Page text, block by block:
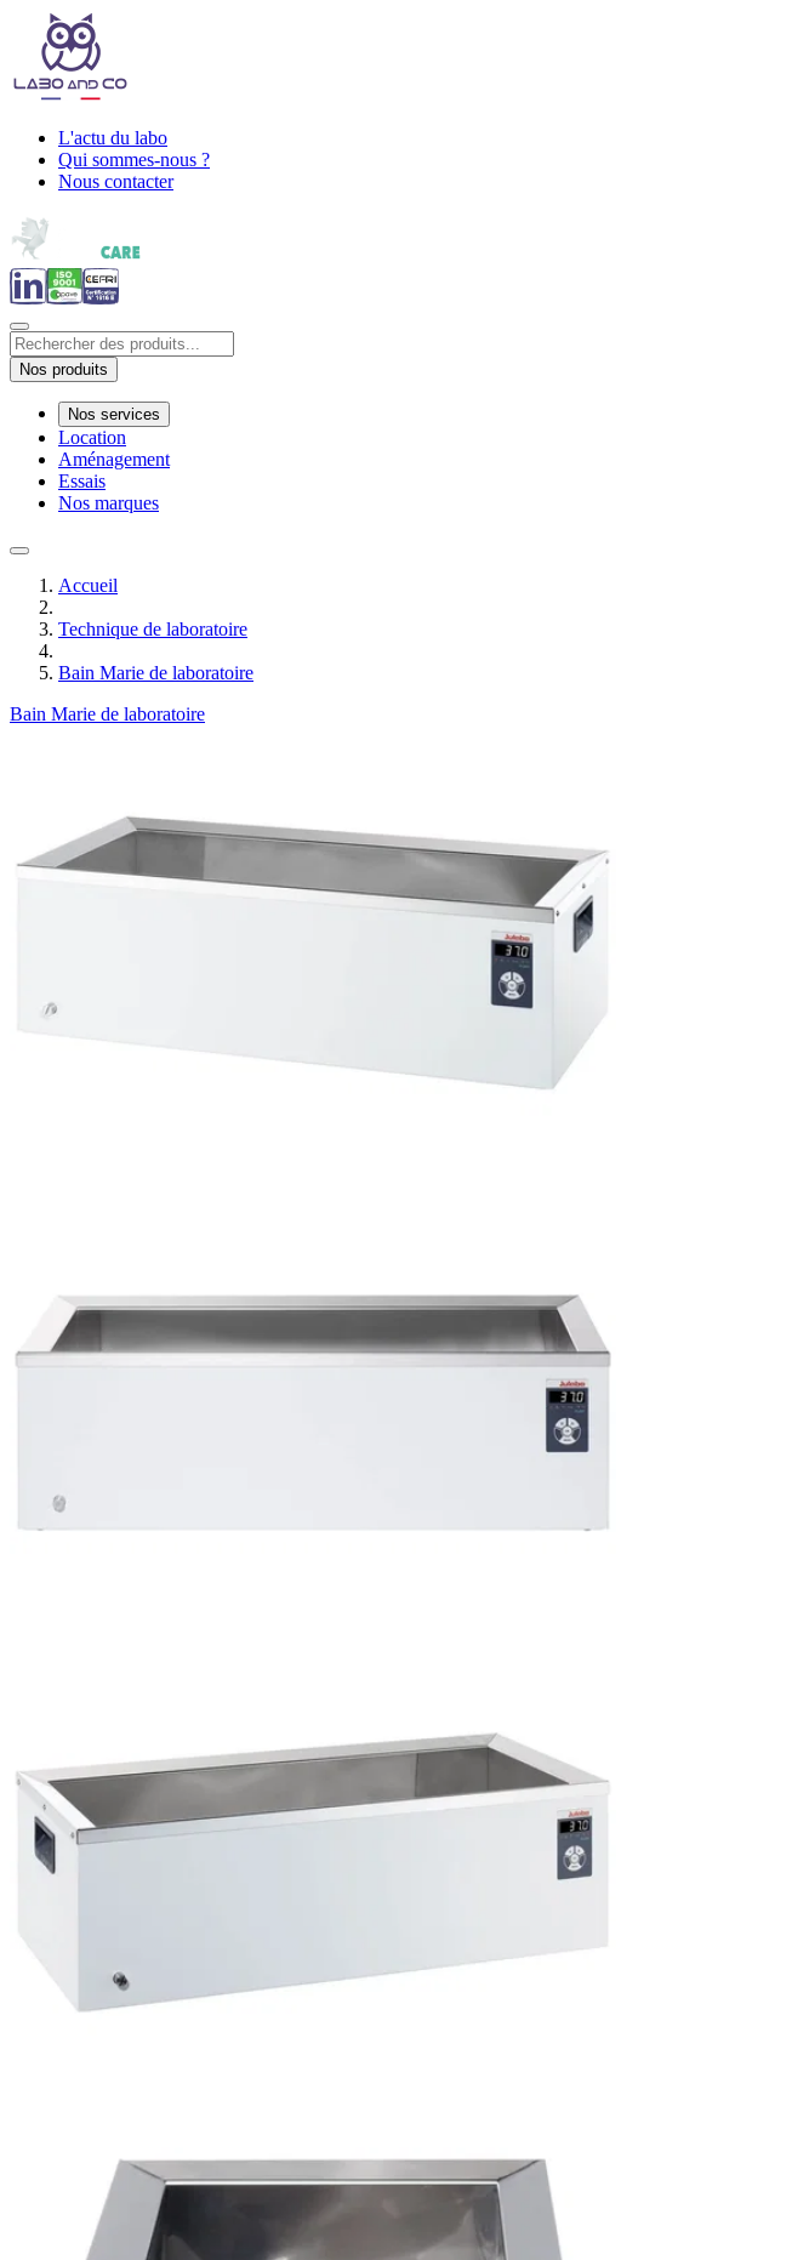
L'actu du labo
Qui sommes-nous ?
Nous contacter
Nos produits
Nos services
Location
Aménagement
Essais
Nos marques
Accueil
Technique de laboratoire
Bain Marie de laboratoire
Bain Marie de laboratoire